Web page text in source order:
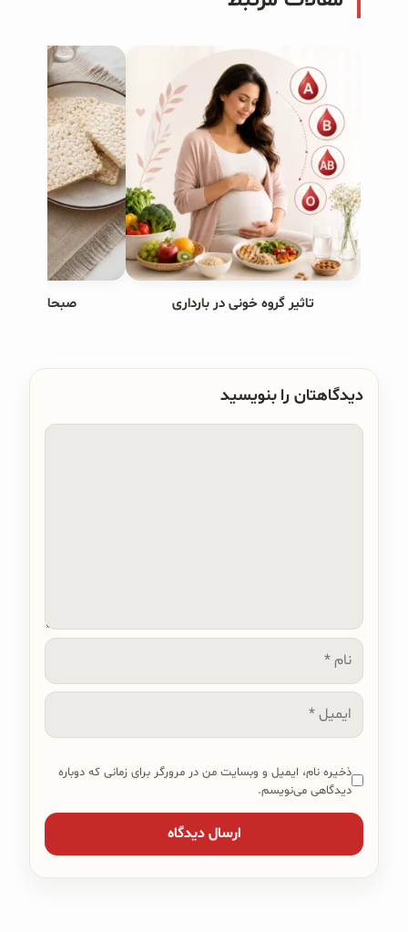
تاثیر گروه خونی در بارداری صبحانه های
دیدگاهتان را بنویسید
نام
ایمیل
ذخیره نام، ایمیل و وبسایت من در مرورگر برای زمانی که دوباره
دیدگاهی می‌نویسم.